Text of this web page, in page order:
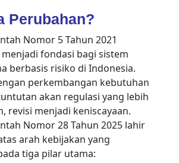
Perubahan?
Nomor 5 Tahun 2021
fondasi bagi sistem
berbasis risiko di Indonesia.
perkembangan kebutuhan
akan regulasi yang lebih
revisi menjadi keniscayaan.
Nomor 28 Tahun 2025 lahir
arah kebijakan yang
tiga pilar utama: